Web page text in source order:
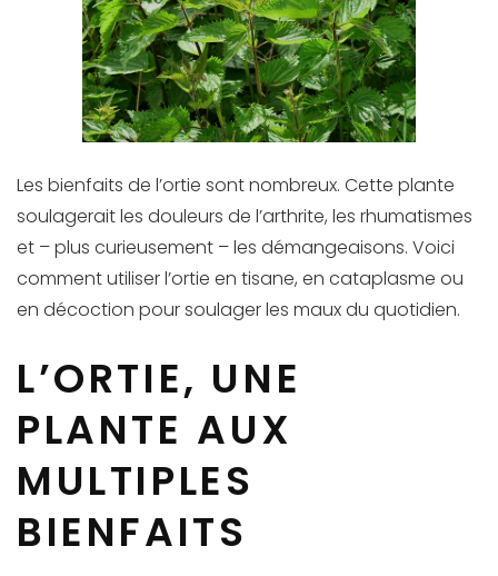
Les bienfaits de l’ortie sont nombreux. Cette plante
soulagerait les douleurs de l’arthrite, les rhumatismes
et – plus curieusement – les démangeaisons. Voici
comment utiliser l’ortie en tisane, en cataplasme ou
en décoction pour soulager les maux du quotidien.
L’ORTIE, UNE
PLANTE AUX
MULTIPLES
BIENFAITS